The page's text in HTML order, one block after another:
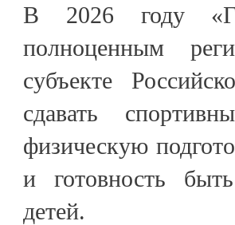
В 2026 году
полноценным
субъекте
сдавать
физическую
и готовность
детей.